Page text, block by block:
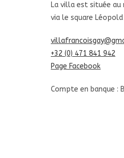
La villa est située au
via le square Léopold
+32 (0) 471 841 942
Page Facebook
Compte en banque :